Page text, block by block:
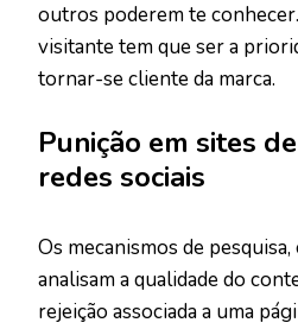
outros poderem te
visitante tem que ser a
tornar-se cliente da marca.
Punição em sites
redes sociais
Os mecanismos de
analisam a qualidade do
rejeição associada a uma